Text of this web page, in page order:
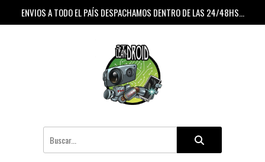
ENVIOS A TODO EL PAÍS DESPACHAMOS DENTRO DE LAS 24/48HS...